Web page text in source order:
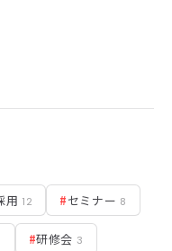
用 12 #セミナー 8
#研修会 3